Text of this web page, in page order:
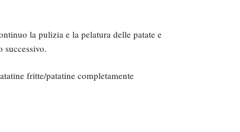
la pulizia e la pelatura delle patate e
successivo.
fritte/patatine completamente